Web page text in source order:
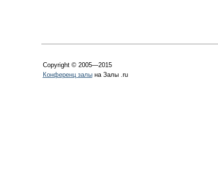
Copyright © 2005—2015
Конференц залына Залы .ru